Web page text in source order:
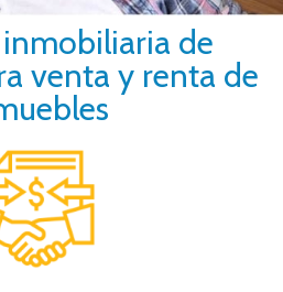
de
venta y renta de
comunicación entre
vendedor, nosotros te